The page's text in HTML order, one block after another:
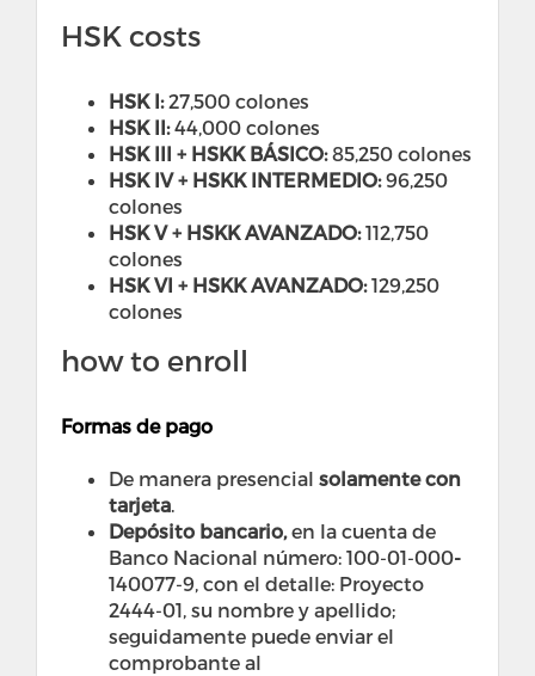
HSK costs
HSK I:27,500 colones
HSK II:44,000 colones
HSK III + HSKK BÁSICO:85,250 colones
HSK IV + HSKK INTERMEDIO:96,250
colones
HSK V + HSKK AVANZADO:112,750
colones
HSK VI + HSKK AVANZADO:129,250
colones
how to enroll
Formas de pago
De manera presencial solamente con
tarjeta.
Depósito bancario,en la cuenta de
Banco Nacional número: 100-01-000-
140077-9, con el detalle: Proyecto
2444-01, su nombre y apellido;
seguidamente puede enviar el
comprobante al